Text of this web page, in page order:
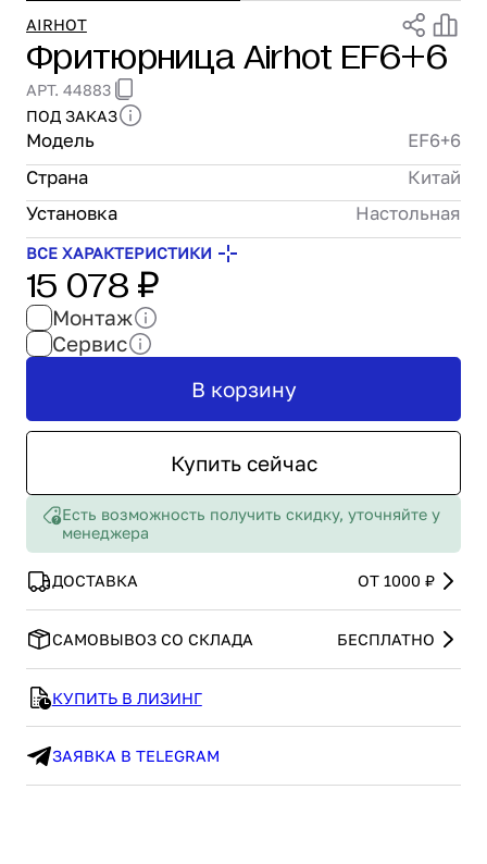
Проектирование
Сервис и монтаж
ПОКУПАТЕЛЯМ
Доставка и оплата
Гарантия и возврат
Лизинг
Акции
О нас
Бренды
Контакты
AIRHOT
Фритюрница Airhot EF6+6
АРТ. 44883
ПОД ЗАКАЗ
Модель
EF6+6
Страна
Китай
Установка
Настольная
ВСЕ ХАРАКТЕРИСТИКИ
15 078 ₽
Монтаж
Сервис
Купить сейчас
В корзину
Есть возможность получить скидку, уточняйте у
менеджера
ДОСТАВКА ОТ 1000 ₽
САМОВЫВОЗ СО СКЛАДА БЕСПЛАТНО
КУПИТЬ В ЛИЗИНГ
ЗАЯВКА В TELEGRAM